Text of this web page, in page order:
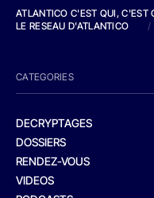
ATLANTICO C'EST QUI, C'EST
LE RESEAU D'ATLANTICO
/
CATEGORIES
DECRYPTAGES
DOSSIERS
RENDEZ-VOUS
VIDEOS